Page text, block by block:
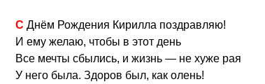
С Днём Рождения Кирилла поздравляю!
И ему желаю, чтобы в этот день
Все мечты сбылись, и жизнь — не хуже рая
У него была. Здоров был, как олень!